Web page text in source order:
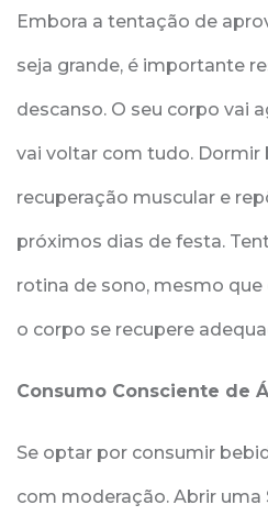
Embora a tentação de
seja grande, é importante
descanso. O seu corpo vai
vai voltar com tudo. Dormir
recuperação muscular e
próximos dias de festa.
rotina de sono, mesmo que
o corpo se recupere
Consumo Consciente de
Se optar por consumir
com moderação. Abrir uma